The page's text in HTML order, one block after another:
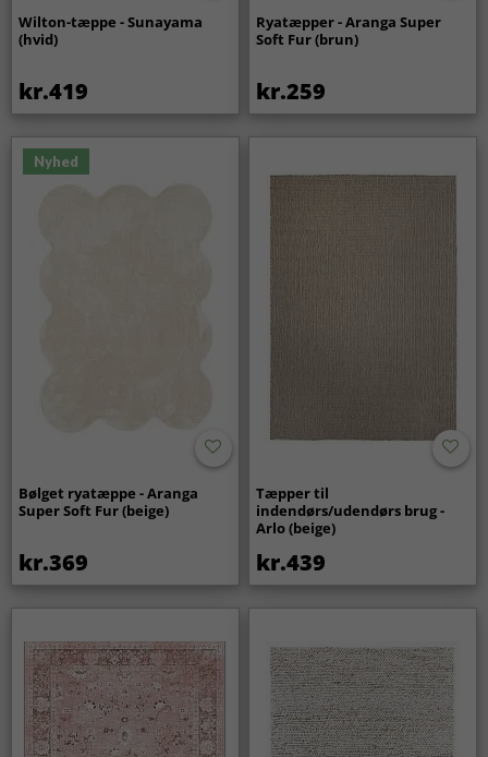
Wilton-tæppe - Sunayama
(hvid)
kr.419
Ryatæpper - Aranga Super
Soft Fur (brun)
kr.259
Nyhed
Bølget ryatæppe - Aranga
Super Soft Fur (beige)
kr.369
Tæpper til
indendørs/udendørs brug -
Arlo (beige)
kr.439